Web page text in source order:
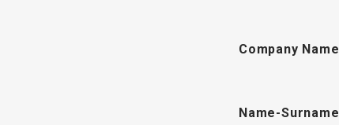
Company Name
Name-Surname